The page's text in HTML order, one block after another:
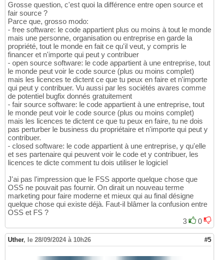
Grosse question, c'est quoi la différence entre open source et
fair source ?
Parce que, grosso modo:
- free software: le code appartient plus ou moins à tout le monde
mais une personne, organisation ou entreprise en garde la
propriété, tout le monde en fait ce qu'il veut, y compris le
financer et n'importe qui peut y contribuer
- open source software: le code appartient à une entreprise, tout
le monde peut voir le code source (plus ou moins complet)
mais les licences te dictent ce que tu peux en faire et n'importe
qui peut y contribuer. Vu aussi par les sociétés avares comme
de potentiel bugfix donnés gratuitement
- fair source software: le code appartient à une entreprise, tout
le monde peut voir le code source (plus ou moins complet)
mais les licences te dictent ce que tu peux en faire, tu ne dois
pas perturber le business du propriétaire et n'importe qui peut y
contribuer.
- closed software: le code appartient à une entreprise, y qu'elle
et ses partenaire qui peuvent voir le code et y contribuer, les
licences te dicte comment tu dois utiliser le logiciel
J'ai pas l'impression que le FSS apporte quelque chose que
OSS ne pouvait pas fournir. On dirait un nouveau terme
marketing pour faire moderne et mieux qui au final désigne
quelque chose qui existe déjà. Faut-il blâmer la confusion entre
OSS et FS ?
3
0
Uther, le 28/09/2024 à 10h26 #5